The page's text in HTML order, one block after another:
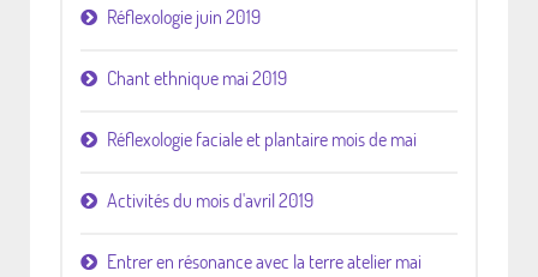
Réflexologie juin 2019
Chant ethnique mai 2019
Réflexologie faciale et plantaire mois de mai
Activités du mois d'avril 2019
Entrer en résonance avec la terre atelier mai